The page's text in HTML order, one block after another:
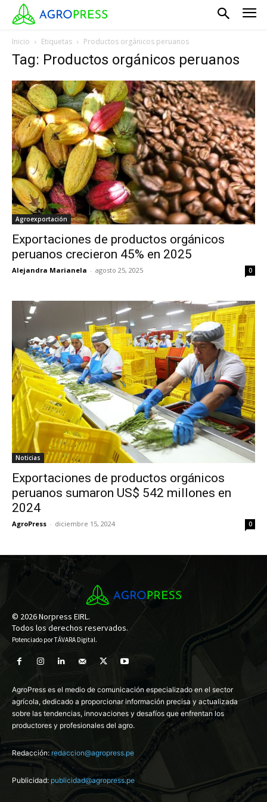
Inicio Etiquetas Productos orgánicos peruanos
Tag: Productos orgánicos peruanos
Agroexportación
Exportaciones de productos orgánicos
peruanos crecieron 45% en 2025
Alejandra Marianela - agosto 25, 2025 0
Noticias
Exportaciones de productos orgánicos
peruanos sumaron US$ 542 millones en
2024
AgroPress - diciembre 15, 2024 0
© 2026 Norpress EIRL.
Todos los derechos reservados.
Potenciado porTÁVARA Digital.
AgroPress es el medio de comunicación especializado en el sector
agrícola, dedicado a proporcionar información precisa y actualizada
sobre las tendencias, innovaciones y desafíos que enfrentan los
productores y profesionales del agro.
Redacción: redaccion@agropress.pe
Publicidad: publicidad@agropress.pe